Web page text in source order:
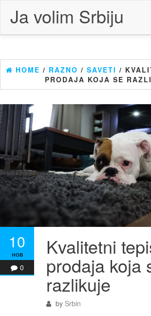
content
Ja volim Srbiju
HOME / RAZNO / SAVETI /
PRODAJA KOJA SE
10
нов
0
Kvalitetni
prodaja koja
razlikuje
by Srbin